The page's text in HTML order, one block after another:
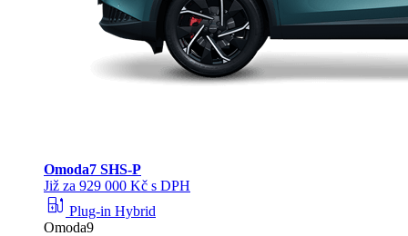
Omoda7 SHS-P
Již za 929 000 Kč s DPH
ev_station Plug-in Hybrid
Omoda9